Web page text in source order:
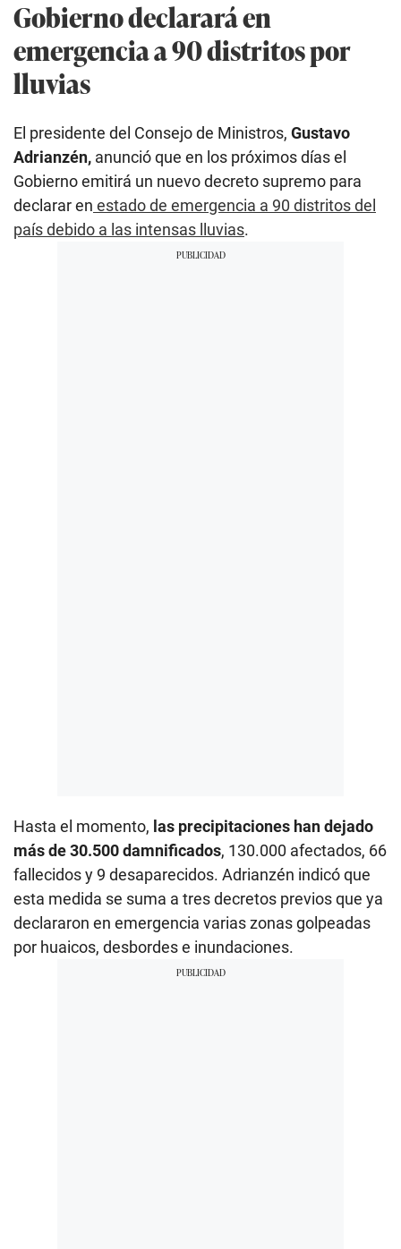
Gobierno declarará en
emergencia a 90 distritos por
lluvias
El presidente del Consejo de Ministros, Gustavo
Adrianzén, anunció que en los próximos días el
Gobierno emitirá un nuevo decreto supremo para
declarar en estado de emergencia a 90 distritos del
país debido a las intensas lluvias.
Hasta el momento, las precipitaciones han dejado
más de 30.500 damnificados, 130.000 afectados, 66
fallecidos y 9 desaparecidos. Adrianzén indicó que
esta medida se suma a tres decretos previos que ya
declararon en emergencia varias zonas golpeadas
por huaicos, desbordes e inundaciones.